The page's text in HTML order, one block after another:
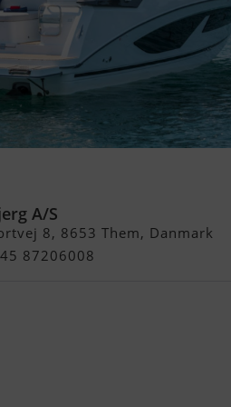
A/S
8, 8653 Them, Danmark
87206008